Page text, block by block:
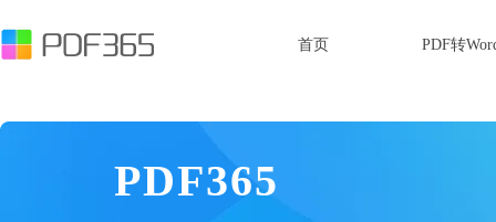
首页 PDF转
PDF365